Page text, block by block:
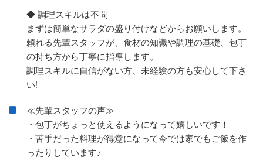
◆ 調理スキルは不問
まずは簡単なサラダの盛り付けなどからお願いします。
頼れる先輩スタッフが、食材の知識や調理の基礎、包丁
の持ち方から丁寧に指導します。
調理スキルに自信がない方、未経験の方も安心して下さ
い!
≪先輩スタッフの声≫
・包丁がちょっと使えるようになって嬉しいです！
・苦手だった料理が得意になって今では家でもご飯を作
ったりしています♪